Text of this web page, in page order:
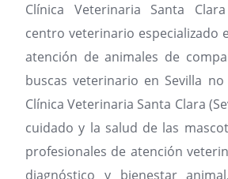
Clínica Veterinaria Santa
centro veterinario especializado
atención de animales de
buscas veterinario en Sevilla
Clínica Veterinaria Santa Clara
cuidado y la salud de las
profesionales de atención
diagnóstico y bienestar